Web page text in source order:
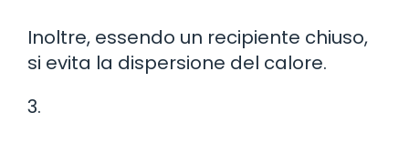
Inoltre, essendo un recipiente chiuso,
si evita la dispersione del calore.
3.